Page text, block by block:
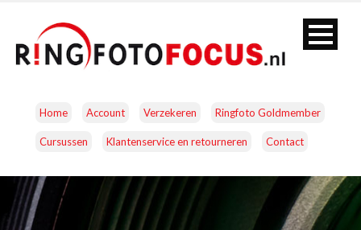
Home Account Verzekeren Ringfoto Goldmember
Cursussen Klantenservice en retourneren Contact
CAMERA’S OBJECTIEVEN ACCESSOIRES